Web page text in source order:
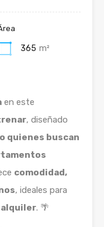
365 m²
en este
, diseñado
quienes buscan
comodidad,
, ideales para
alquiler. 🌴